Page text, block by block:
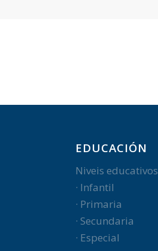
EDUCACIÓN
Niveis educativos
· Infantil
· Primaria
· Secundaria
· Especial